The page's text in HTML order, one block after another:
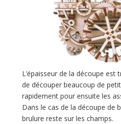
L’épaisseur de la découpe est
de découper beaucoup de
rapidement pour ensuite les
Dans le cas de la découpe de
brulure reste sur les champs.